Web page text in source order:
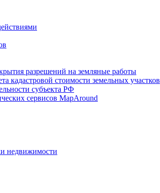
разрешений на земляные работы
кадастровой стоимости земельных участков
субъекта РФ
сервисов MapAround
недвижимости